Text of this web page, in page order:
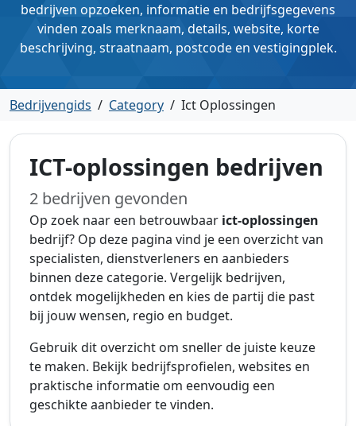
bedrijven opzoeken, informatie en bedrijfsgegevens
vinden zoals merknaam, details, website, korte
beschrijving, straatnaam, postcode en vestigingplek.
Bedrijvengids / Category / Ict Oplossingen
ICT-oplossingen bedrijven
2 bedrijven gevonden
Op zoek naar een betrouwbaar ict-oplossingen
bedrijf? Op deze pagina vind je een overzicht van
specialisten, dienstverleners en aanbieders
binnen deze categorie. Vergelijk bedrijven,
ontdek mogelijkheden en kies de partij die past
bij jouw wensen, regio en budget.
Gebruik dit overzicht om sneller de juiste keuze
te maken. Bekijk bedrijfsprofielen, websites en
praktische informatie om eenvoudig een
geschikte aanbieder te vinden.